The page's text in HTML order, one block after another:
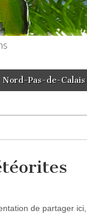
Nord-Pas-de-Calais
de partager